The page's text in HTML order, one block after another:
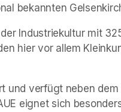
bekannten
Industriekultur mit
hier vor allem
und verfügt neben
eignet sich